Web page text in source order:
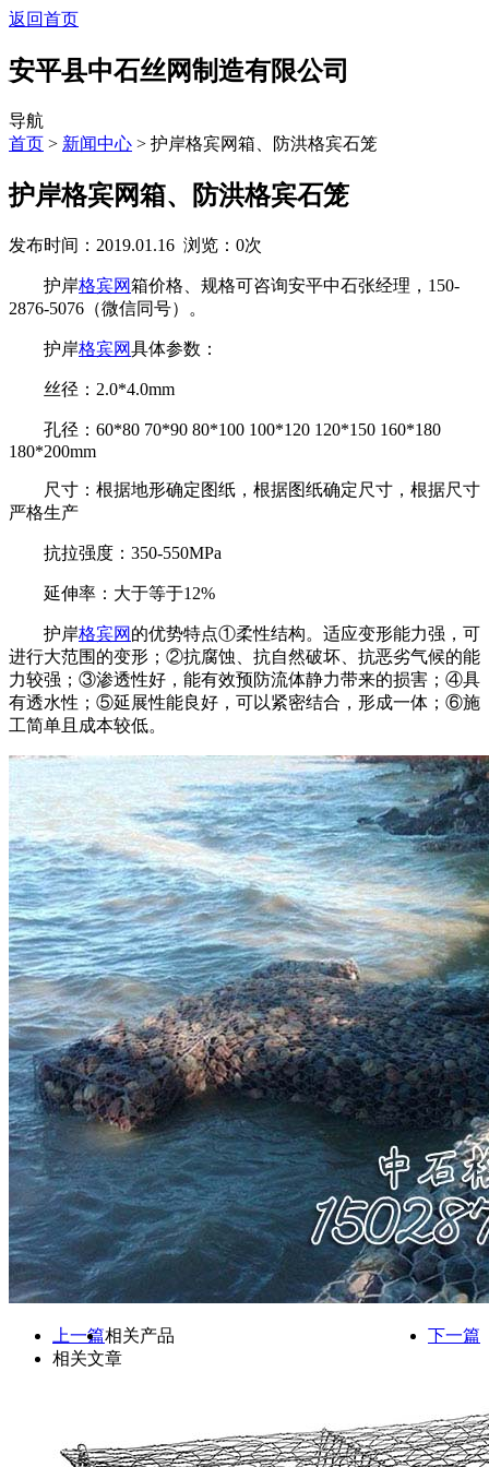
返回首页
安平县中石丝网制造有限公司
导航
首页 > 新闻中心 > 护岸格宾网箱、防洪格宾石笼
护岸格宾网箱、防洪格宾石笼
发布时间：2019.01.16 浏览： 0次
护岸格宾网箱价格、规格可咨询安平中石张经理，150-
2876-5076（微信同号）。
护岸格宾网具体参数：
丝径：2.0*4.0mm
孔径：60*80 70*90 80*100 100*120 120*150 160*180
180*200mm
尺寸：根据地形确定图纸，根据图纸确定尺寸，根据尺寸
严格生产
抗拉强度：350-550MPa
延伸率：大于等于12%
护岸格宾网 的优势特点①柔性结构。适应变形能力强，可
进行大范围的变形；②抗腐蚀、抗自然破坏、抗恶劣气候的能
力较强；③渗透性好，能有效预防流体静力带来的损害；④具
有透水性；⑤延展性能良好，可以紧密结合，形成一体；⑥施
工简单且成本较低。
上一篇 下一篇
相关产品
相关文章